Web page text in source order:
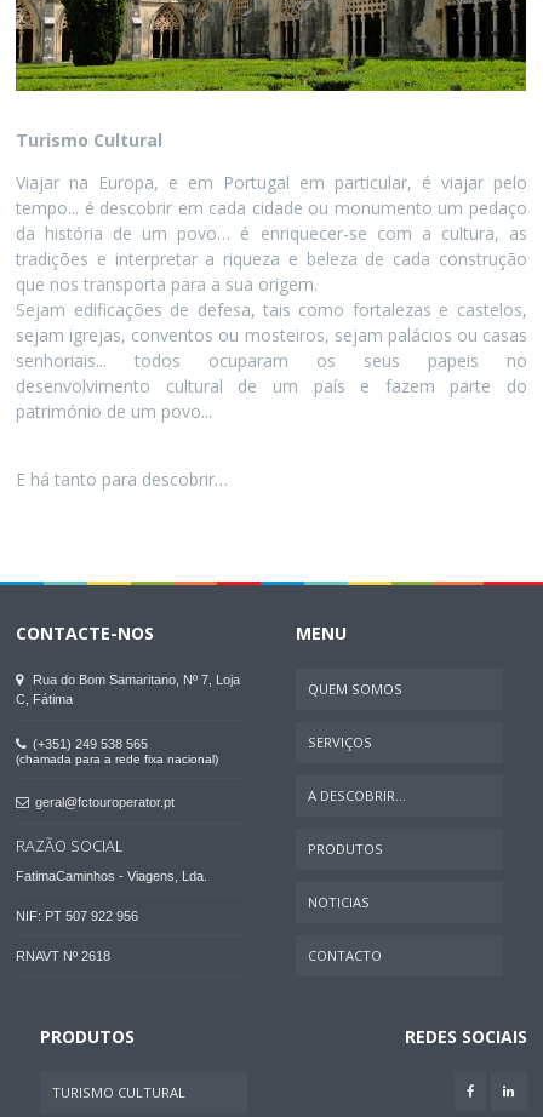
Turismo Cultural
Viajar na Europa, e em Portugal em particular, é viajar pelo
tempo... é descobrir em cada cidade ou monumento um pedaço
da história de um povo… é enriquecer-se com a cultura, as
tradições e interpretar a riqueza e beleza de cada construção
que nos transporta para a sua origem.
Sejam edificações de defesa, tais como fortalezas e castelos,
sejam igrejas, conventos ou mosteiros, sejam palácios ou casas
senhoriais... todos ocuparam os seus papeis no
desenvolvimento cultural de um país e fazem parte do
património de um povo...
E há tanto para descobrir…
CONTACTE-NOS
Rua do Bom Samaritano, Nº 7, Loja
C, Fátima
(+351) 249 538 565
(chamada para a rede fixa nacional)
geral@fctouroperator.pt
RAZÃO SOCIAL
FatimaCaminhos - Viagens, Lda.
NIF: PT 507 922 956
RNAVT Nº 2618
MENU
QUEM SOMOS
SERVIÇOS
A DESCOBRIR...
PRODUTOS
NOTICIAS
CONTACTO
PRODUTOS
TURISMO CULTURAL
REDES SOCIAIS